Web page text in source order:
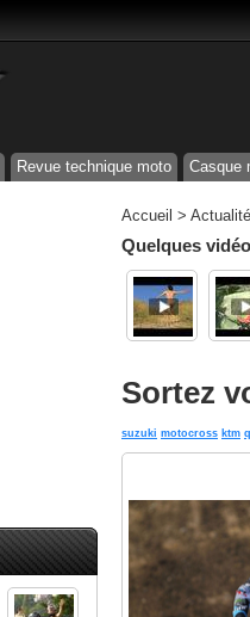
Revue technique moto Casque
Accueil >
Quelques
Sortez
suzuki motocross ktm